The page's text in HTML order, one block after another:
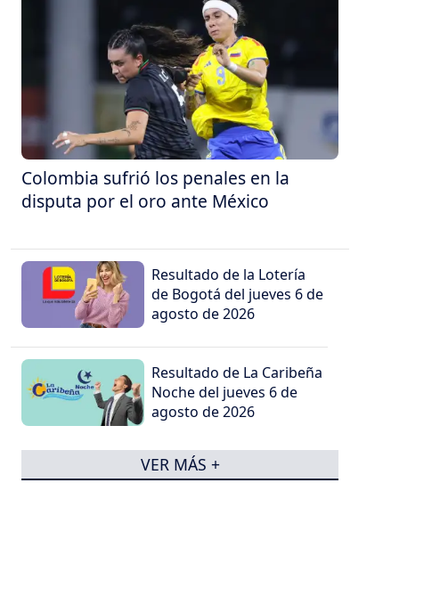
Colombia sufrió los penales en la
disputa por el oro ante México
Resultado de la Lotería
de Bogotá del jueves 6 de
agosto de 2026
Resultado de La Caribeña
Noche del jueves 6 de
agosto de 2026
VER MÁS +